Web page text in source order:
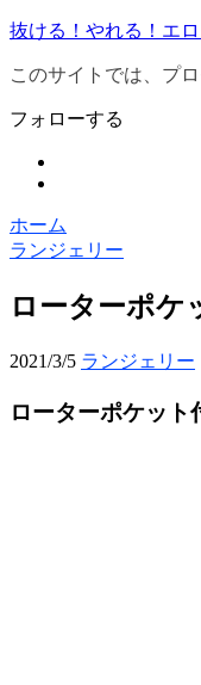
抜ける！やれる！エ
このサイトでは、プ
フォローする
ホーム
ランジェリー
ローターポ
2021/3/5 ランジェリー
ローターポケット